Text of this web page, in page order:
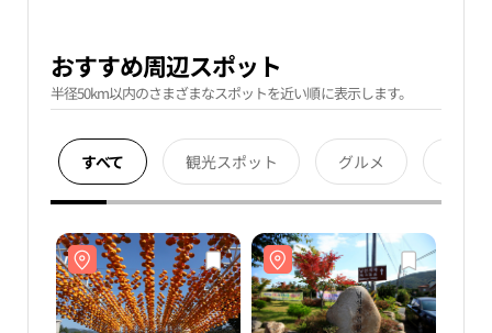
おすすめ周辺スポット
半径50km以内のさまざまなスポットを近い順に表示します。
すべて 観光スポット グルメ